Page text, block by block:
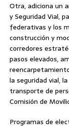
Otra, adiciona un
y Seguridad Vial,
federativas y los
construcción y
corredores
pasos elevados,
la seguridad vial,
transporte de
Comisión de
Programas de